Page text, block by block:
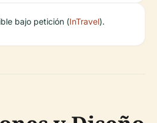
bajo petición (InTravel).